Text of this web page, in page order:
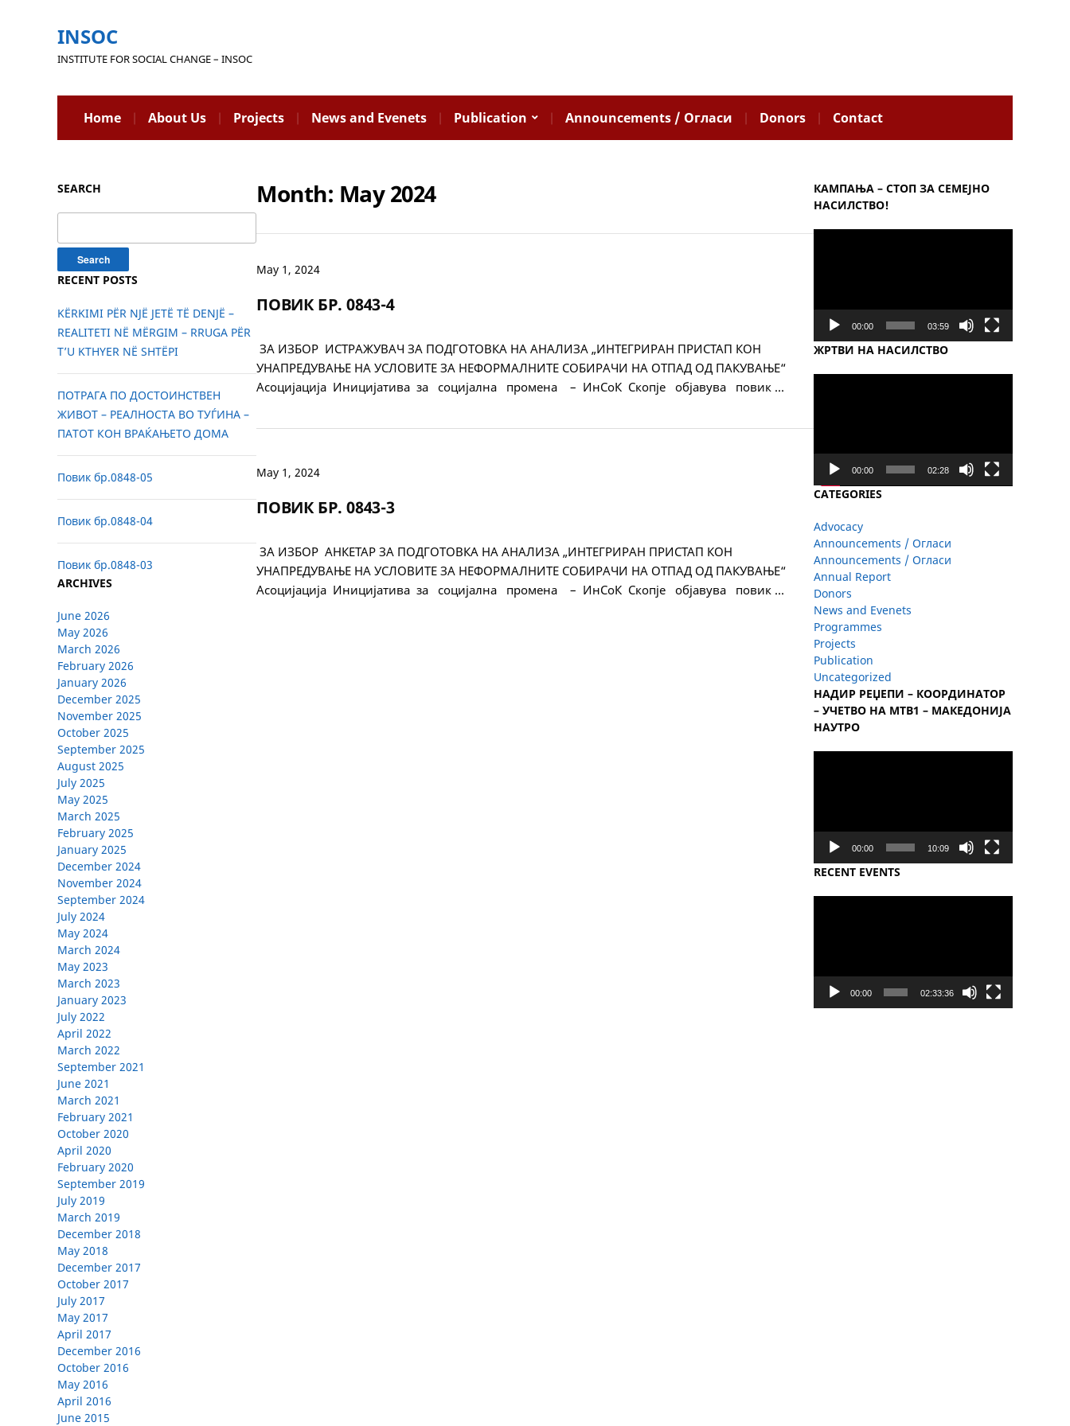
INSOC
INSTITUTE FOR SOCIAL CHANGE – INSOC
Home About Us Projects News and Evenets Publication Announcements / Огласи Donors Contact
SEARCH
RECENT POSTS
KËRKIMI PËR NJË JETË TË DENJË –
REALITETI NË MËRGIM – RRUGA PËR
T’U KTHYER NË SHTËPI
ПОТРАГА ПО ДОСТОИНСТВЕН
ЖИВОТ – РЕАЛНОСТА ВО ТУЃИНА –
ПАТОТ КОН ВРАЌАЊЕТО ДОМА
Повик бр.0848-05
Повик бр.0848-04
Повик бр.0848-03
ARCHIVES
June 2026
May 2026
March 2026
February 2026
January 2026
December 2025
November 2025
October 2025
September 2025
August 2025
July 2025
May 2025
March 2025
February 2025
January 2025
December 2024
November 2024
September 2024
July 2024
May 2024
March 2024
May 2023
March 2023
January 2023
July 2022
April 2022
March 2022
September 2021
June 2021
March 2021
February 2021
October 2020
April 2020
February 2020
September 2019
July 2019
March 2019
December 2018
May 2018
December 2017
October 2017
July 2017
May 2017
April 2017
December 2016
October 2016
May 2016
April 2016
June 2015
Month: May 2024
May 1, 2024
ПОВИК БР. 0843-4
ЗА ИЗБОР ИСТРАЖУВАЧ ЗА ПОДГОТОВКА НА АНАЛИЗА „ИНТЕГРИРАН ПРИСТАП КОН
УНАПРЕДУВАЊЕ НА УСЛОВИТЕ ЗА НЕФОРМАЛНИТЕ СОБИРАЧИ НА ОТПАД ОД ПАКУВАЊЕ“
Асоцијација Иницијатива за социјална промена – ИнСоК Скопје објавува повик …
May 1, 2024
ПОВИК БР. 0843-3
ЗА ИЗБОР АНКЕТАР ЗА ПОДГОТОВКА НА АНАЛИЗА „ИНТЕГРИРАН ПРИСТАП КОН
УНАПРЕДУВАЊЕ НА УСЛОВИТЕ ЗА НЕФОРМАЛНИТЕ СОБИРАЧИ НА ОТПАД ОД ПАКУВАЊЕ“
Асоцијација Иницијатива за социјална промена – ИнСоК Скопје објавува повик …
КАМПАЊА – СТОП ЗА СЕМЕЈНО
НАСИЛСТВО!
Video
00:00 03:59
ЖРТВИ НА НАСИЛСТВО
00:00 02:28
CATEGORIES
Advocacy
Announcements / Огласи
Announcements / Огласи
Annual Report
Donors
News and Evenets
Programmes
Projects
Publication
Uncategorized
НАДИР РЕЏЕПИ – КООРДИНАТОР
– УЧЕТВО НА МТВ1 – МАКЕДОНИЈА
НАУТРО
00:00 10:09
RECENT EVENTS
00:00 02:33:36